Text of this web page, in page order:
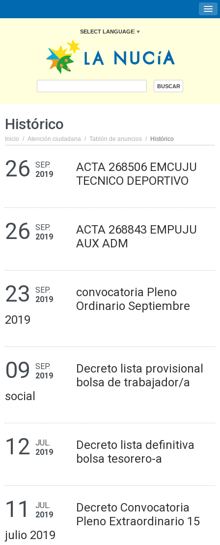
SELECT LANGUAGE ▼
Histórico
Inicio / Atención ciudadana / Tablón de anuncios / Histórico
26
SEP.
2019
ACTA 268506 EMCUJU
TECNICO DEPORTIVO
26
SEP.
2019
ACTA 268843 EMPUJU
AUX ADM
23
SEP.
2019
convocatoria Pleno
Ordinario Septiembre
2019
09
SEP.
2019
Decreto lista provisional
bolsa de trabajador/a
social
12
JUL.
2019
Decreto lista definitiva
bolsa tesorero-a
11
JUL.
2019
Decreto Convocatoria
Pleno Extraordinario 15
julio 2019